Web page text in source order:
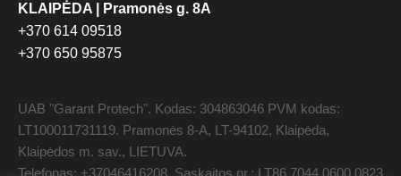
KLAIPĖDA | Pramonės g. 8A
+370 614 09518
+370 650 95875
UAB "Garant Protech". Kodas: 304863046 PVM kodas:
LT100011731119. Pramonės 8-A, LT-94102, Klaipėda,
Klaipėdos m. sav., LIETUVA.